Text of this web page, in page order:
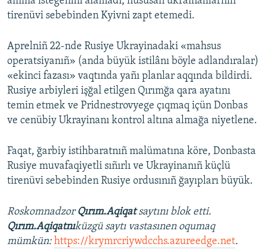
tirenüvi sebebinden Kyivni zapt etemedi.
Aprelniñ 22-nde Rusiye Ukrayinadaki «mahsus
operatsiyanıñ» (anda büyük istilânı böyle adlandıralar)
«ekinci fazası» vaqtında yañı planlar aqqında bildirdi.
Rusiye arbiyleri işğal etilgen Qırımğa qara ayatını
temin etmek ve Pridnestrovyege çıqmaq içün Donbas
ve cenübiy Ukrayinanı kontrol altına almağa niyetlene.
Faqat, ğarbiy istihbaratnıñ malümatına köre, Donbasta
Rusiye muvafaqiyetli sıñırlı ve Ukrayinanıñ küçlü
tirenüvi sebebinden Rusiye ordusınıñ ğayıpları büyük.
Roskomnadzor Qırım.Aqiqatsaytını blok etti.
Qırım.Aqiqatnıküzgü saytı vastasınen oqumaq
mümkün:https://krymrcriywdcchs.azureedge.net.